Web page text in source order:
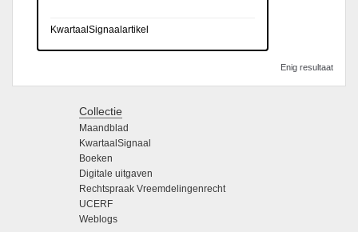
KwartaalSignaalartikel
Enig resultaat
Collectie
Maandblad
KwartaalSignaal
Boeken
Digitale uitgaven
Rechtspraak Vreemdelingenrecht
UCERF
Weblogs